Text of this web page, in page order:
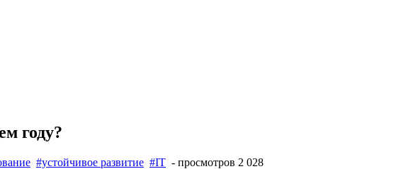
году?
#устойчивое развитие #IT - просмотров 2 028